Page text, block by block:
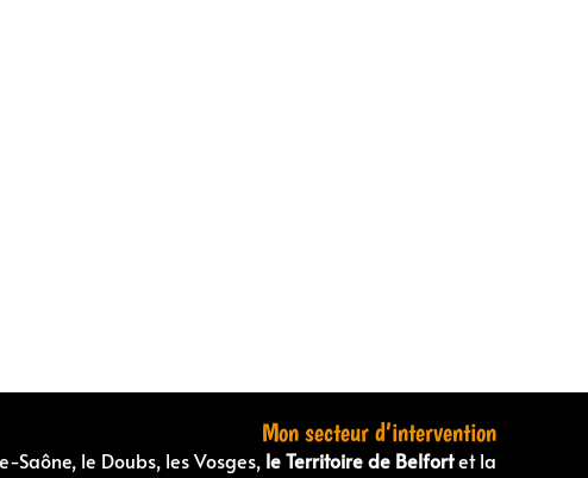
Mon secteur d’intervention
Saône, le Doubs, les Vosges, le Territoire de Belfortet la